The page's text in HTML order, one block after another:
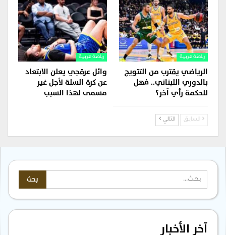
رياضة عربية
الرياضي يقترب من التتويج
بالدوري اللبناني.. فهل
للحكمة رأي آخر؟
رياضة عربية
وائل عرقجي يعلن الابتعاد
عن كرة السلة لأجل غير
مسمى لهذا السبب
السابق التالي
آخر الأخبار